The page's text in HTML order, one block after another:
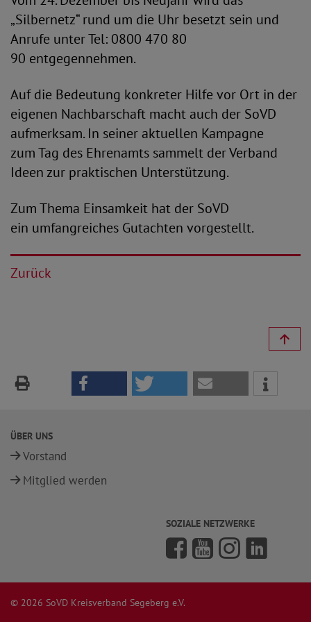
„Silbernetz“ rund um die Uhr besetzt sein und
Anrufe unter Tel: 0800 470 80
90 entgegennehmen.
Auf die Bedeutung konkreter Hilfe vor Ort in der
eigenen Nachbarschaft macht auch der SoVD
aufmerksam. In seiner aktuellen Kampagne
zum Tag des Ehrenamts sammelt der Verband
Ideen zur praktischen Unterstützung.
Zum Thema Einsamkeit hat der SoVD
ein umfangreiches Gutachten vorgestellt.
Zurück
ÜBER UNS
Vorstand
Mitglied werden
SOZIALE NETZWERKE
© 2026 SoVD Kreisverband Segeberg e.V.